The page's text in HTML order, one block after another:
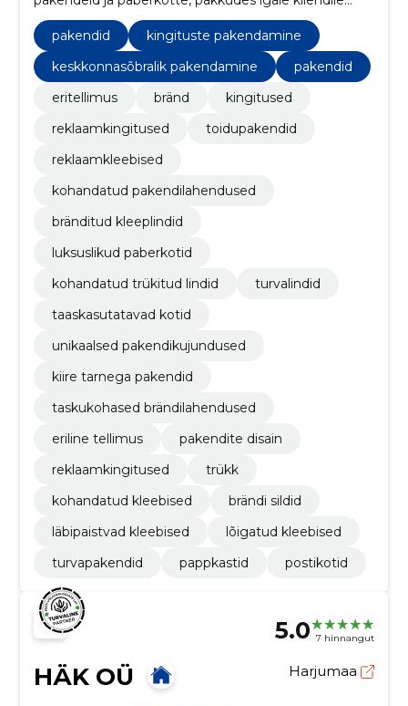
kohandatud lahendusi vastavalt nende vajadustele.
Loome innovatiivseid disaine ja silmapaistvaid
pakendeid, mis aitavad teie toodetel esile tõusta.
pakendid
kingituste pakendamine
keskkonnasõbralik pakendamine
pakendid
eritellimus
bränd
kingitused
reklaamkingitused
toidupakendid
reklaamkleebised
kohandatud pakendilahendused
bränditud kleeplindid
luksuslikud paberkotid
kohandatud trükitud lindid
turvalindid
taaskasutatavad kotid
unikaalsed pakendikujundused
kiire tarnega pakendid
taskukohased brändilahendused
eriline tellimus
pakendite disain
reklaamkingitused
trükk
kohandatud kleebised
brändi sildid
läbipaistvad kleebised
lõigatud kleebised
turvapakendid
pappkastid postikotid
5.0 7 hinnangut
HÄK OÜ Harjumaa